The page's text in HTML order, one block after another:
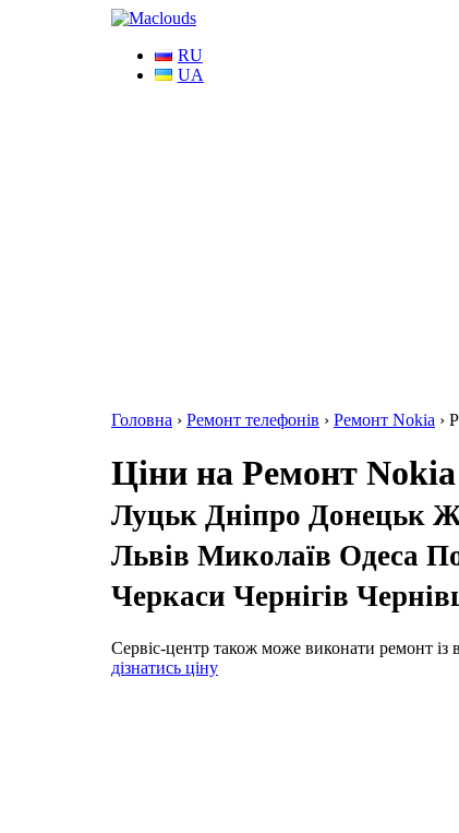
RU
UA
Головна › Ремонт телефонів › Ремонт Nokia ›
Ціни на Ремонт Nokia
Луцьк Дніпро Донецьк
Львів Миколаїв Одеса
Черкаси Чернігів
Сервіс-центр також може виконати ремонт із
дізнатись ціну